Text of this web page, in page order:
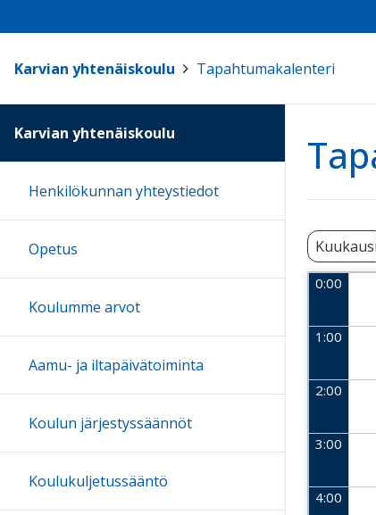
Karvian yhtenäiskoulu Tapahtumakalenteri
Kuukausi
0:00
1:00
2:00
3:00
4:00
Karvian yhtenäiskoulu
Henkilökunnan yhteystiedot
Opetus
Koulumme arvot
Aamu- ja iltapäivätoiminta
Koulun järjestyssäännöt
Koulukuljetussääntö